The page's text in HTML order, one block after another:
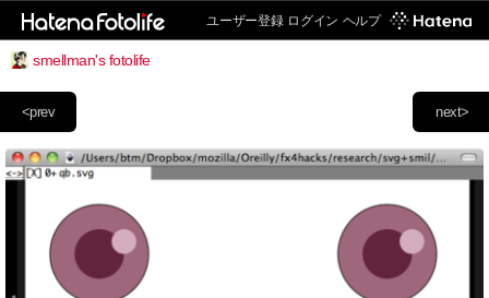
ユーザー登録 ログイン ヘルプ
smellman's fotolife
next>
<prev